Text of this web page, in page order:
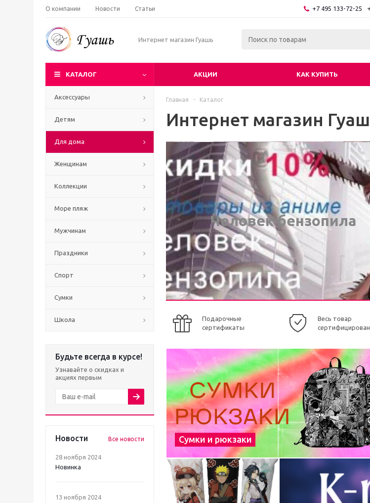
О компании Новости Статьи +7 495 133-72-25
Интернет магазин Гуашь
КАТАЛОГ АКЦИИ КАК КУПИТЬ
Аксессуары
Детям
Для дома
Женщинам
Коллекции
Море пляж
Мужчинам
Праздники
Спорт
Сумки
Школа
Будьте всегда в курсе!
Узнавайте о скидках и
акциях первым
Новости Все новости
28 ноября 2024
Новинка
13 ноября 2024
Главная - Каталог
Интернет магазин
Человек бензопила
Подарочные
сертификаты
Весь товар
сертифицирован
Сумки и рюкзаки